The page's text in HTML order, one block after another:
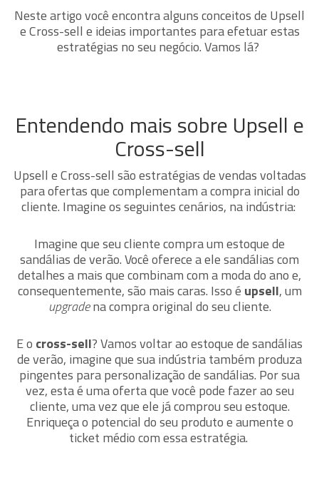
Neste artigo você encontra alguns conceitos de Upsell
e Cross-sell e ideias importantes para efetuar estas
estratégias no seu negócio. Vamos lá?
Entendendo mais sobre Upsell e
Cross-sell
Upsell e Cross-sell são estratégias de vendas voltadas
para ofertas que complementam a compra inicial do
cliente. Imagine os seguintes cenários, na indústria:
Imagine que seu cliente compra um estoque de
sandálias de verão. Você oferece a ele sandálias com
detalhes a mais que combinam com a moda do ano e,
consequentemente, são mais caras. Isso é upsell, um
upgradena compra original do seu cliente.
E o cross-sell? Vamos voltar ao estoque de sandálias
de verão, imagine que sua indústria também produza
pingentes para personalização de sandálias. Por sua
vez, esta é uma oferta que você pode fazer ao seu
cliente, uma vez que ele já comprou seu estoque.
Enriqueça o potencial do seu produto e aumente o
ticket médio com essa estratégia.